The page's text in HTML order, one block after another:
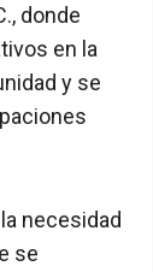
donde
en la
y se
necesidad
se